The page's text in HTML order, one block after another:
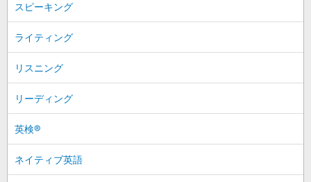
スピーキング
ライティング
リスニング
リーディング
英検®
ネイティブ英語